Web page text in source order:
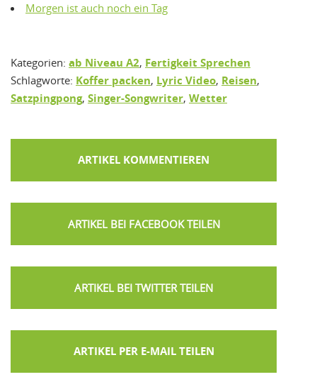
Morgen ist auch noch ein Tag
Kategorien: ab Niveau A2, Fertigkeit Sprechen
Schlagworte: Koffer packen, Lyric Video, Reisen,
Satzpingpong, Singer-Songwriter, Wetter
ARTIKEL KOMMENTIEREN
ARTIKEL PER E-MAIL TEILEN